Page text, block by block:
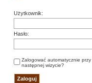
Użytkownik:
Hasło:
Zalogować automatycznie przy
następnej wizycie?